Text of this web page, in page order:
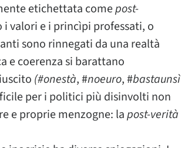
etichettata comepost-
valori e i princìpi professati, o
sono rinnegati da una realtà
e coerenza si barattano
(#onestà, #noeuro, #bastaunsì
per i politici più disinvolti non
e proprie menzogne: lapost-verità